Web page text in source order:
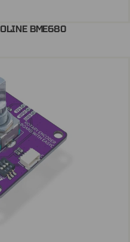
BME680